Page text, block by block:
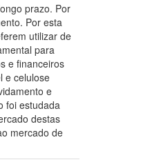
prazo. Por
Por esta
utilizar de
para
e financeiros
e celulose
e
foi estudada
destas
mercado de